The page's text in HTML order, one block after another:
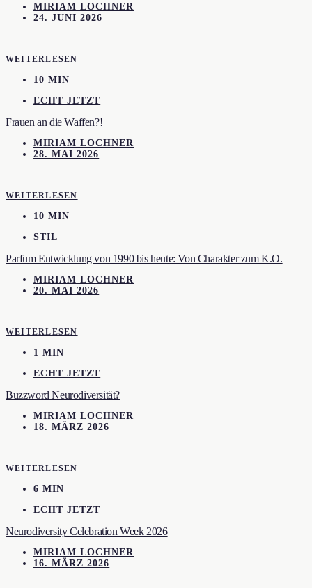
MIRIAM LOCHNER
24. JUNI 2026
WEITERLESEN
10 MIN
ECHT JETZT
Frauen an die Waffen?!
MIRIAM LOCHNER
28. MAI 2026
WEITERLESEN
10 MIN
STIL
Parfum Entwicklung von 1990 bis heute: Von Charakter zum K.O.
MIRIAM LOCHNER
20. MAI 2026
WEITERLESEN
1 MIN
ECHT JETZT
Buzzword Neurodiversität?
MIRIAM LOCHNER
18. MÄRZ 2026
WEITERLESEN
6 MIN
ECHT JETZT
Neurodiversity Celebration Week 2026
MIRIAM LOCHNER
16. MÄRZ 2026